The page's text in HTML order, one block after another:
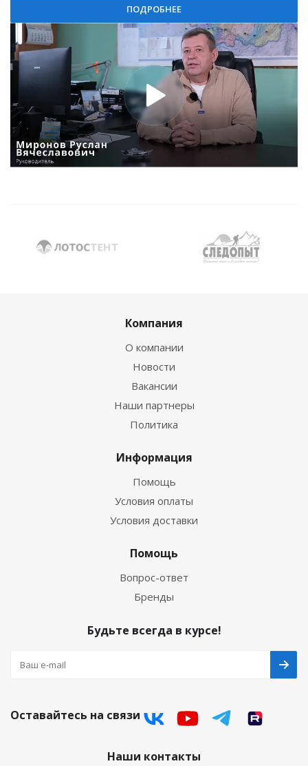
ПОДРОБНЕЕ
Компания
О компании
Новости
Вакансии
Наши партнеры
Политика
Информация
Помощь
Условия оплаты
Условия доставки
Помощь
Вопрос-ответ
Бренды
Будьте всегда в курсе!
Оставайтесь на связи
Наши контакты